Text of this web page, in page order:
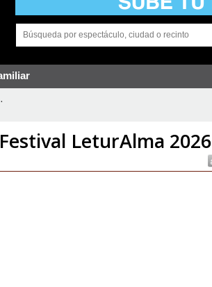
LeturAlma 2026